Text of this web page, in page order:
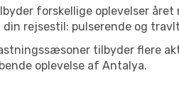
forskellige oplevelser
din rejsestil: pulserende og
tilbyder flere
oplevelse af Antalya.